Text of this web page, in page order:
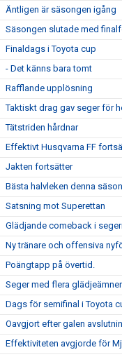
Äntligen är säsongen igång
Säsongen slutade med
Finaldags i Toyota cup
- Det känns bara tomt
Rafflande upplösning
Taktiskt drag gav seger för
Tätstriden hårdnar
Effektivt Husqvarna FF
Jakten fortsätter
Bästa halvleken denna
Satsning mot Superettan
Glädjande comeback i
Ny tränare och offensiva
Poängtapp på övertid.
Seger med flera
Dags för semifinal i Toyota
Oavgjort efter galen
Effektiviteten avgjorde för